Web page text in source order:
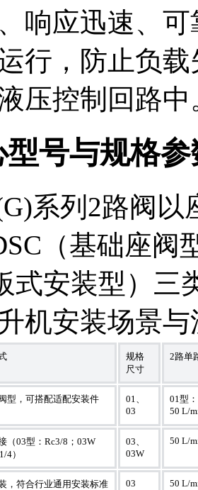
响应迅速、
行，防止负
压控制回路中
号与规格参
系列2路阀
（基础座阀
式安装型）三
机安装场景
规格
尺寸
2路单
型，可搭配适配安装件
01、
03
01型
50 L/
（03型：Rc3/8；03W
4）
03、
03W
50 L/
，符合行业通用安装标准 03 50 L/